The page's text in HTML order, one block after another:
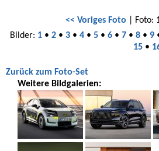
<< Voriges Foto | Foto:
Bilder: 1• 2• 3• 4• 5• 6• 7• 8• 9
15•
Zurück zum Foto-Set
Weitere Bildgalerien: